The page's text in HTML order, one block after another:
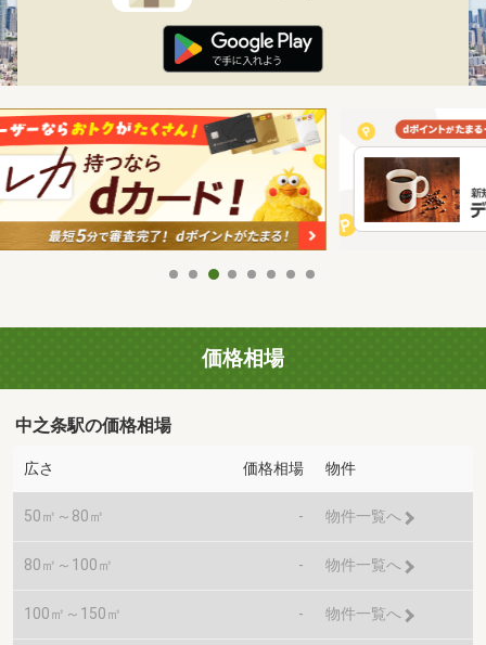
価格相場
中之条駅の価格相場
広さ 価格相場 物件
50㎡～80㎡ - 物件一覧へ
80㎡～100㎡ - 物件一覧へ
100㎡～150㎡ - 物件一覧へ